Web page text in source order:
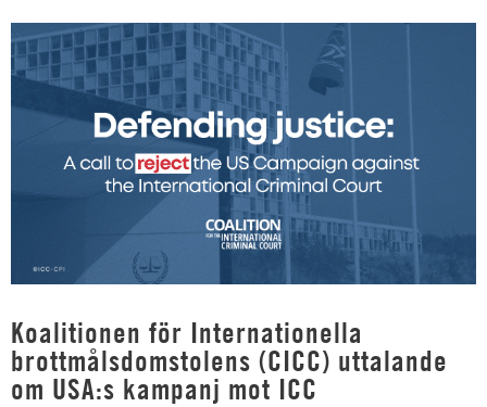
Koalitionen för Internationella
brottmålsdomstolens (CICC) uttalande
om USA:s kampanj mot ICC